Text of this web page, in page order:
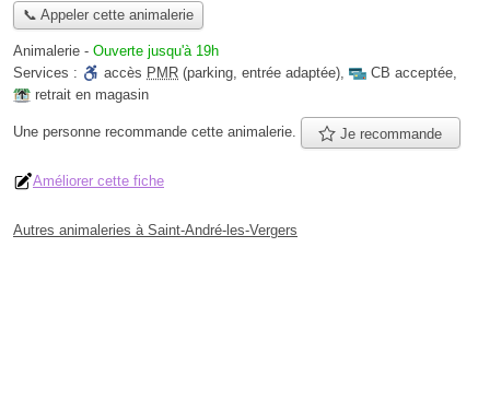
📞 Appeler cette animalerie
Animalerie - Ouverte jusqu'à 19h
Services :
accès PMR (parking, entrée adaptée), CB acceptée,
retrait en magasin
Une personne recommande cette animalerie. Je recommande
Améliorer cette fiche
Autres animaleries à Saint-André-les-Vergers